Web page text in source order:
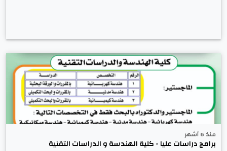
منذ 6 أشهر
برامج دراسات عليا - كلية الهندسة و الدراسات التقنية